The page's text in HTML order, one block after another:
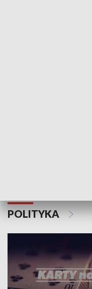
POLITYKA